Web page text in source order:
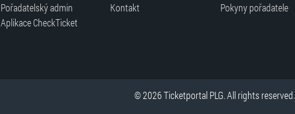
Pořadatelský admin
Aplikace CheckTicket
Kontakt
Pokyny pořadatele
© 2026 Ticketportal PLG. All rights reserved.